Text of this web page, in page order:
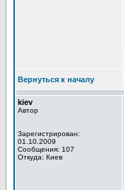
Вернуться к началу
kiev
Автор
Зарегистрирован:
01.10.2009
Сообщения: 107
Откуда: Киев